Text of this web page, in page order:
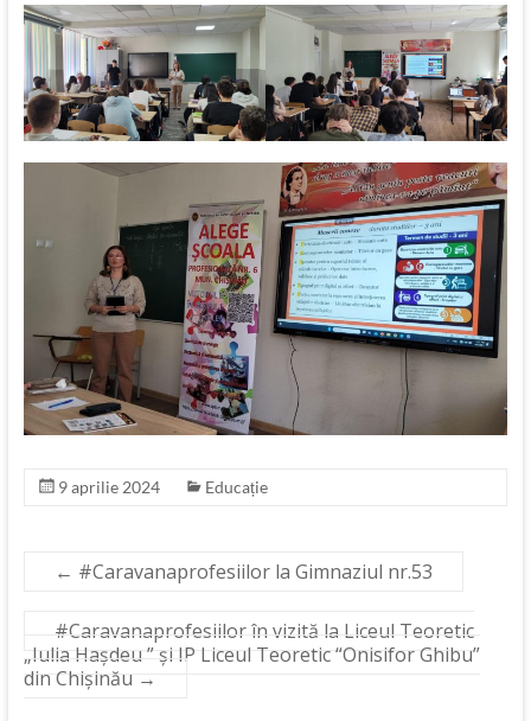
9 aprilie 2024 Educație
← #Caravanaprofesiilor la Gimnaziul nr.53
#Caravanaprofesiilor în vizită la Liceul Teoretic
„Iulia Hașdeu ” și IP Liceul Teoretic “Onisifor Ghibu”
din Chișinău →